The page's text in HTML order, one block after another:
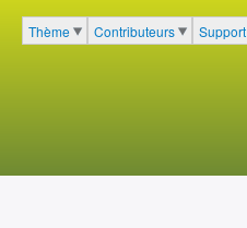
Menu du portail à 3 entrées
Thème Contributeurs Support